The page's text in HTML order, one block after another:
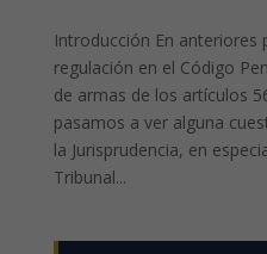
Introducción En
regulación en el Código
de armas de los artículos
pasamos a ver alguna
la Jurisprudencia, en
Tribunal...